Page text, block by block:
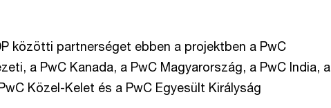
közötti partnerséget ebben a projektben a PwC
a PwC Kanada, a PwC Magyarország, a PwC India, a
Közel-Kelet és a PwC Egyesült Királyság